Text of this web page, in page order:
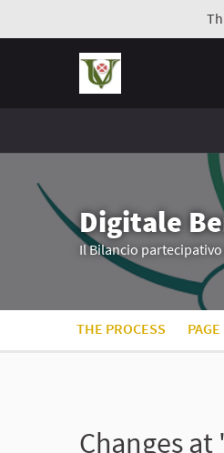
Digitale
Il Bilancio
THE PROCESS PAGE
Changes